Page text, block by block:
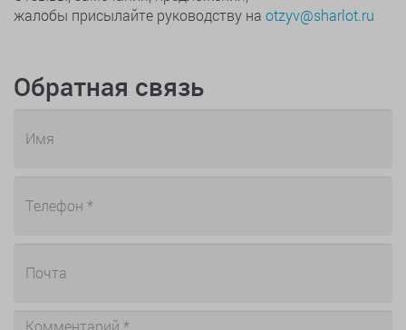
жалобы присылайте руководству на otzyv@sharlot.ru
Обратная связь